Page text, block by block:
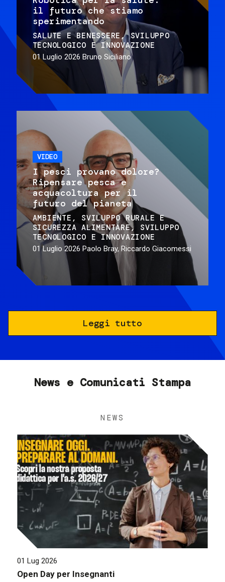
il futuro che stiamo
sperimentando
SALUTE E BENESSERE
SVILUPPO
TECNOLOGICO E INNOVAZIONE
01 Luglio 2026 Bruno Siciliano
VIDEO
I pesci provano dolore?
Ripensare pesca e
acquacoltura per il
futuro del pianeta
AMBIENTE
SVILUPPO RURALE E
SICUREZZA ALIMENTARE
SVILUPPO
TECNOLOGICO E INNOVAZIONE
01 Luglio 2026 Paolo Bray, Riccardo Giacomessi
Leggi tutto
News e Comunicati Stampa
NEWS
01 Lug 2026
Open Day per Insegnanti